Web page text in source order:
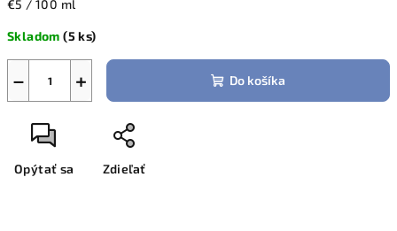
Jednotková
€5 / 100 ml
Skladom(5 ks)
+
− Do košíka
Opýtať sa Zdieľať